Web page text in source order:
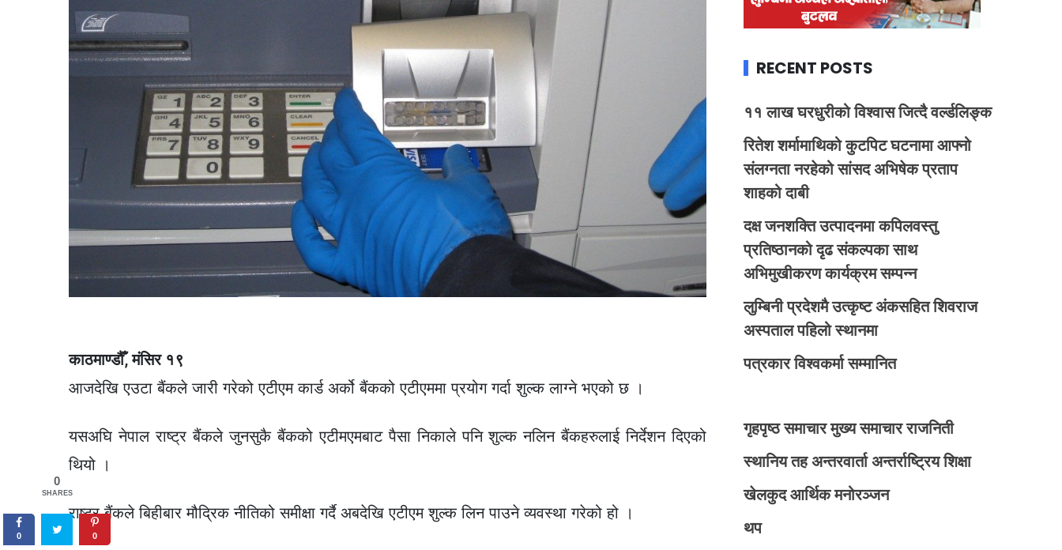
काठमाण्डौँ, मंसिर १९
आजदेखि एउटा बैंकले जारी गरेको एटीएम कार्ड अर्को बैंकको एटीएममा प्रयोग गर्दा शुल्क लाग्ने भएको छ ।
यसअघि नेपाल राष्ट्र बैंकले जुनसुकै बैंकको एटीमएमबाट पैसा निकाले पनि शुल्क नलिन बैंकहरुलाई निर्देशन दिएको
थियो ।
राष्ट्र बैंकले बिहीबार मौद्रिक नीतिको समीक्षा गर्दै अबदेखि एटीएम शुल्क लिन पाउने व्यवस्था गरेको हो ।
RECENT POSTS
११ लाख घरधुरीको विश्वास जित्दै वर्ल्डलिङ्क
रितेश शर्मामाथिको कुटपिट घटनामा आफ्नो
संलग्नता नरहेको सांसद अभिषेक प्रताप
शाहको दाबी
दक्ष जनशक्ति उत्पादनमा कपिलवस्तु
प्रतिष्ठानको दृढ संकल्पका साथ
अभिमुखीकरण कार्यक्रम सम्पन्न
लुम्बिनी प्रदेशमै उत्कृष्ट अंकसहित शिवराज
अस्पताल पहिलो स्थानमा
पत्रकार विश्वकर्मा सम्मानित
गृहपृष्ठ समाचार मुख्य समाचार राजनिती
स्थानिय तह अन्तरवार्ता अन्तर्राष्ट्रिय शिक्षा
खेलकुद आर्थिक मनोरञ्जन
थप
0
SHARES
0 0